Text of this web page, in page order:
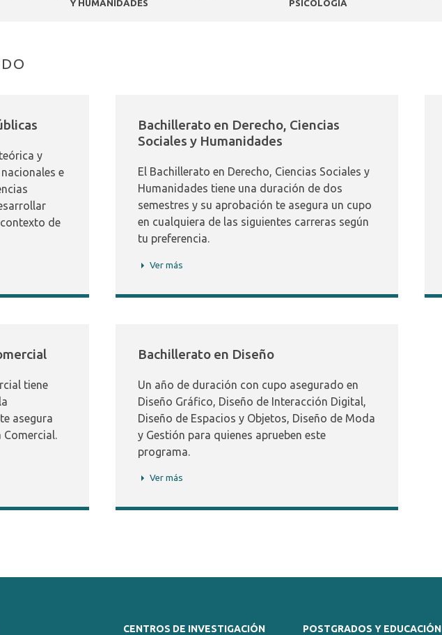
Y HUMANIDADES
PSICOLOGÍA
y
e
de
Bachillerato en Derecho, Ciencias
Sociales y Humanidades
El Bachillerato en Derecho, Ciencias Sociales y
Humanidades tiene una duración de dos
semestres y su aprobación te asegura un cupo
en cualquiera de las siguientes carreras según
tu preferencia.
Ver más
tiene
asegura
Bachillerato en Diseño
Un año de duración con cupo asegurado en
Diseño Gráfico, Diseño de Interacción Digital,
Diseño de Espacios y Objetos, Diseño de Moda
y Gestión para quienes aprueben este
programa.
Ver más
CENTROS DE INVESTIGACIÓN
POSTGRADOS Y EDUCACIÓN